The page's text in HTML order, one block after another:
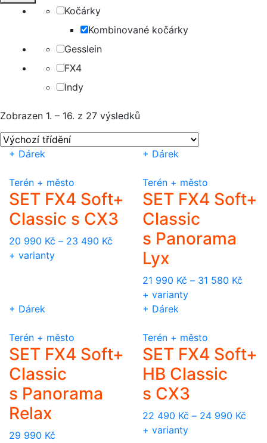
Kočárky
Kombinované kočárky
Gesslein
FX4
Indy
Zobrazen 1. – 16. z 27 výsledků
+ Dárek
Terén + město
SET FX4 Soft+
Classic s CX3
20 990 Kč – 23 490 Kč
+ varianty
+ Dárek
Terén + město
SET FX4 Soft+
Classic
s Panorama
Lyx
21 990 Kč – 31 580 Kč
+ varianty
+ Dárek
Terén + město
SET FX4 Soft+
Classic
s Panorama
Relax
29 990 Kč
+ Dárek
Terén + město
SET FX4 Soft+
HB Classic
s CX3
22 490 Kč – 24 990 Kč
+ varianty